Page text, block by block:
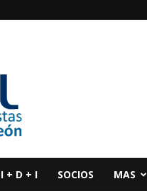
I + D + I SOCIOS MAS